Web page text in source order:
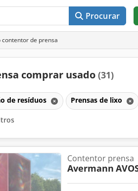
Procurar
contentor de prensa
comprar usado (31)
de resíduos Prensas de lixo
Contentor prensa
Avermann